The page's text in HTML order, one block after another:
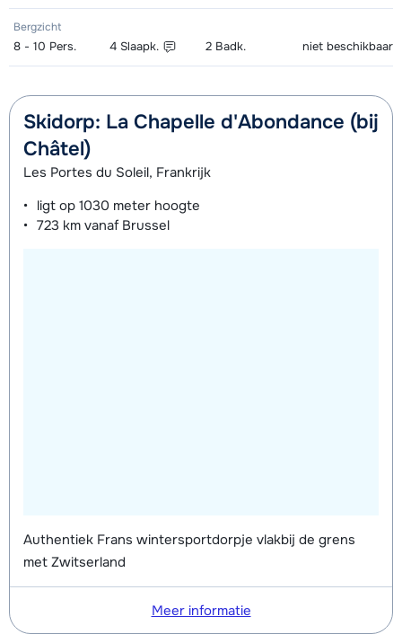
Bergzicht
8 - 10 Pers. 4 Slaapk. 2 Badk. niet beschikbaar
Skidorp: La Chapelle d'Abondance (bij
Châtel)
Les Portes du Soleil, Frankrijk
ligt op 1030 meter hoogte
723 km vanaf Brussel
Authentiek Frans wintersportdorpje vlakbij de grens
met Zwitserland
Meer informatie